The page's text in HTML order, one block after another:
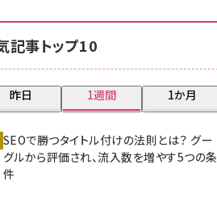
記事トップ10
昨日 1週間 1か月
SEOで勝つタイトル付けの法則とは？ グー
グルから評価され、流入数を増やす5つの条
件